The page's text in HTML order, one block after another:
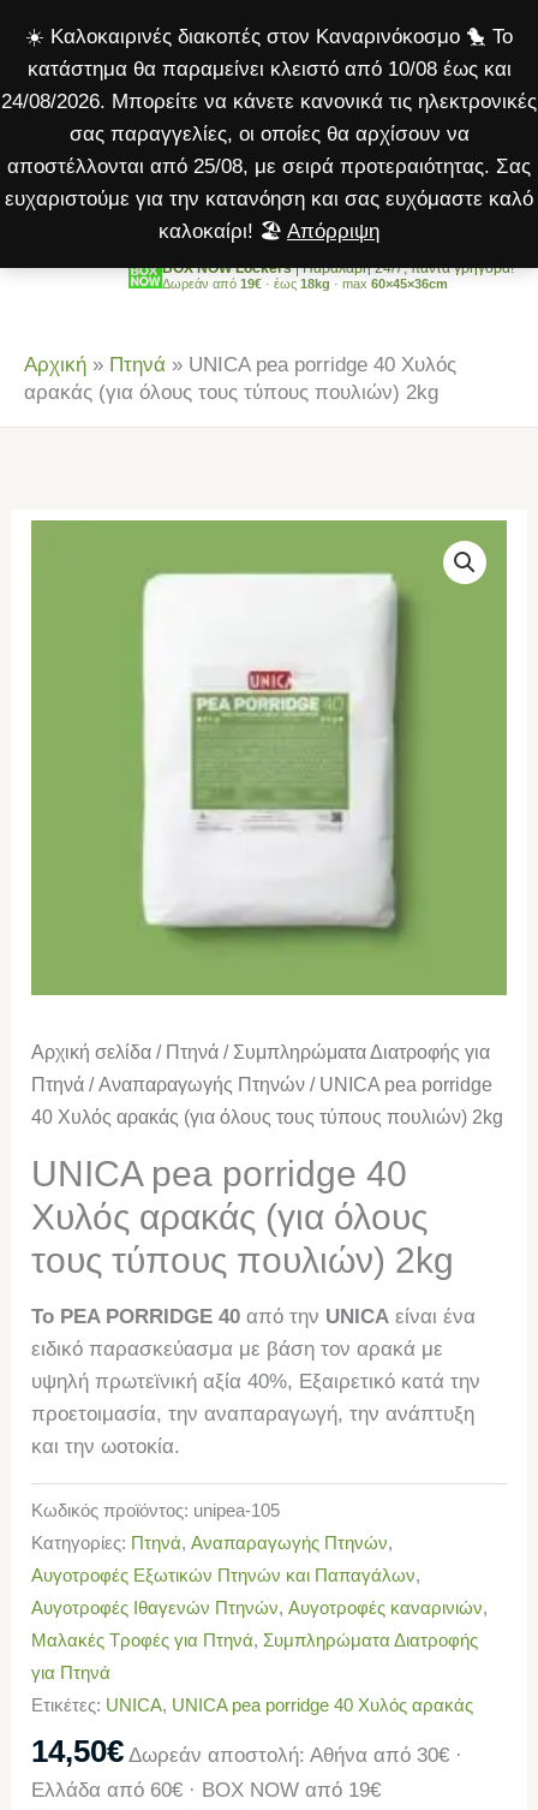
☀️ Καλοκαιρινές διακοπές στον Καναρινόκοσμο 🐤 Το
κατάστημα θα παραμείνει κλειστό από 10/08 έως και
24/08/2026. Μπορείτε να κάνετε κανονικά τις ηλεκτρονικές
σας παραγγελίες, οι οποίες θα αρχίσουν να
αποστέλλονται από 25/08, με σειρά προτεραιότητας. Σας
ευχαριστούμε για την κατανόηση και σας ευχόμαστε καλό
καλοκαίρι! 🏖️ Απόρριψη
στο
περιεχόμενο
BOX NOW Lockers| Παραλαβή 24/7, πάντα γρήγορα!
Δωρεάν από 19€ · έως 18kg · max 60×45×36cm
Αρχική » Πτηνά » UNICA pea porridge 40 Χυλός
αρακάς (για όλους τους τύπους πουλιών) 2kg
Αρχική σελίδα / Πτηνά / Συμπληρώματα Διατροφής για
Πτηνά /Αναπαραγωγής Πτηνών / UNICA pea porridge
40 Χυλός αρακάς (για όλους τους τύπους πουλιών) 2kg
UNICA pea porridge 40
Χυλός αρακάς (για όλους
τους τύπους πουλιών) 2kg
Το PEA PORRIDGE 40 από την UNICA είναι ένα
ειδικό παρασκεύασμα με βάση τον αρακά με
υψηλή πρωτεϊνική αξία 40%, Εξαιρετικό κατά την
προετοιμασία, την αναπαραγωγή, την ανάπτυξη
και την ωοτοκία.
Κωδικός προϊόντος: unipea-105
Κατηγορίες: Πτηνά,Αναπαραγωγής Πτηνών,
Αυγοτροφές Εξωτικών Πτηνών και Παπαγάλων,
Αυγοτροφές Ιθαγενών Πτηνών,Αυγοτροφές καναρινιών,
Μαλακές Τροφές για Πτηνά, Συμπληρώματα Διατροφής
για Πτηνά
Ετικέτες: UNICA, UNICA pea porridge 40 Χυλός αρακάς
14,50€ Δωρεάν αποστολή: Αθήνα από 30€ ·
Ελλάδα από 60€ · BOX NOW από 19€
40
Χυλός
αρακάς
όλους
τους
πουλιών)